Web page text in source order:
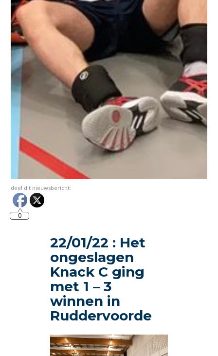
deel dit nieuwsbericht:
0
22/01/22 : Het
ongeslagen
Knack C ging
met 1 – 3
winnen in
Ruddervoorde